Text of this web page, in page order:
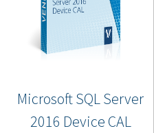
Microsoft SQL Server
2016 Device CAL